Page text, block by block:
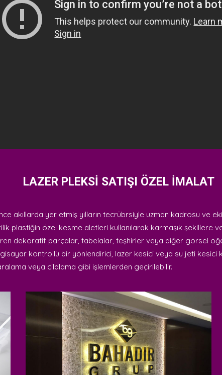
LAZER PLEKSİ SATIŞI ÖZEL İMALAT
akıllarda yer etmiş yılların tecrübrsiyle uzman kadrosu ve
plastiğin özel kesme aletleri kullanılarak karmaşık şekillere
dekoratif parçalar, tabelalar, teşhirler veya diğer görsel
kontrollü bir yönlendirici, lazer kesici veya su jeti kesici
veya cilalama gibi işlemlerden geçirilebilir.